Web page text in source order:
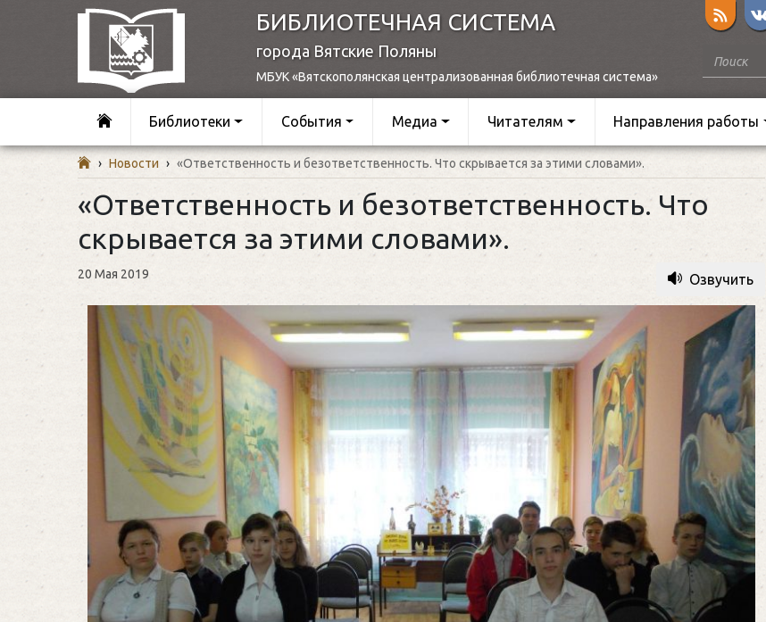
БИБЛИОТЕЧНАЯ СИСТЕМА
города Вятские Поляны
МБУК «Вятскополянская централизованная библиотечная система»
Библиотеки События Медиа Читателям Направления работы
› Новости › «Ответственность и безответственность. Что скрывается за этими словами».
«Ответственность и безответственность. Что
скрывается за этими словами».
20 Мая 2019 Озвучить